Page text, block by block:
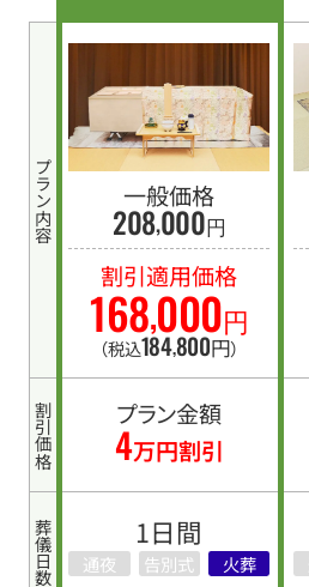
プラン内容
割引価格
葬儀日数
一般価格
208,000円
割引適用価格
168,000円
（税込184,800円）
プラン金額
4万円割引
1日間
通夜 告別式 火葬